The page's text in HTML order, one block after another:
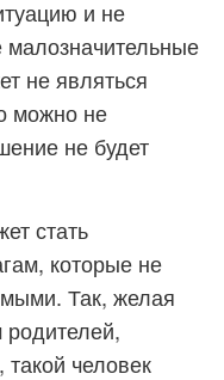
и не
не являться
можно не
не будет
стать
которые не
Так, желая
родителей,
человек